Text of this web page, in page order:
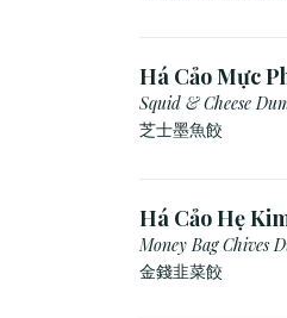
Há Cảo Mực
Squid & Cheese
芝⼠墨⿂餃
Há Cảo Hẹ
Money Bag Chives
金錢韭菜餃